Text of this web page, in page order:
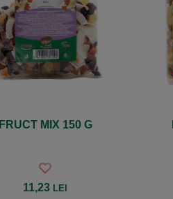
FRUCT MIX 150 G
11,23 LEI